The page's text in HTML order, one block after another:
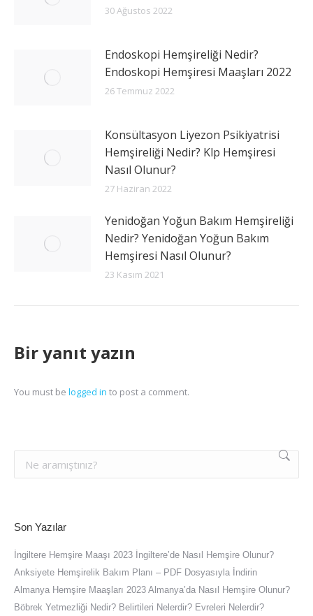
30 Ağustos 2022
Endoskopi Hemşireliği Nedir?
Endoskopi Hemşiresi Maaşları 2022
26 Temmuz 2022
Konsültasyon Liyezon Psikiyatrisi
Hemşireliği Nedir? Klp Hemşiresi
Nasıl Olunur?
27 Haziran 2022
Yenidoğan Yoğun Bakım Hemşireliği
Nedir? Yenidoğan Yoğun Bakım
Hemşiresi Nasıl Olunur?
23 Kasım 2021
Bir yanıt yazın
You must be logged in to post a comment.
Son Yazılar
İngiltere Hemşire Maaşı 2023 İngiltere’de Nasıl Hemşire Olunur?
Anksiyete Hemşirelik Bakım Planı – PDF Dosyasıyla İndirin
Almanya Hemşire Maaşları 2023 Almanya’da Nasıl Hemşire Olunur?
Böbrek Yetmezliği Nedir? Belirtileri Nelerdir? Evreleri Nelerdir?